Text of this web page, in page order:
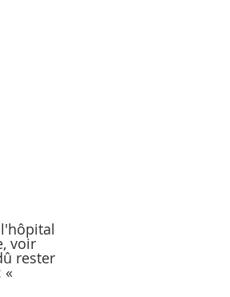
voir
rester
«